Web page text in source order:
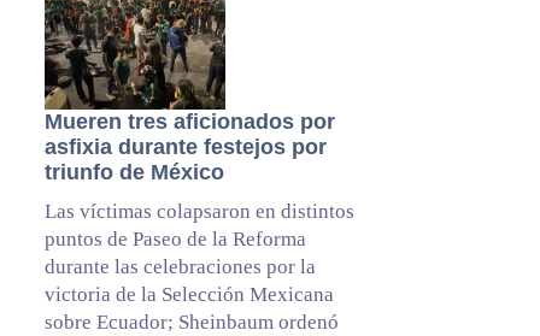
Mueren tres aficionados por
asfixia durante festejos por
triunfo de México
Las víctimas colapsaron en distintos
puntos de Paseo de la Reforma
durante las celebraciones por la
victoria de la Selección Mexicana
sobre Ecuador; Sheinbaum ordenó